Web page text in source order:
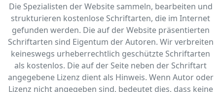
Die Spezialisten der Website sammeln, bearbeiten und
strukturieren kostenlose Schriftarten, die im Internet
gefunden werden. Die auf der Website präsentierten
Schriftarten sind Eigentum der Autoren. Wir verbreiten
keineswegs urheberrechtlich geschützte Schriftarten
als kostenlos. Die auf der Seite neben der Schriftart
angegebene Lizenz dient als Hinweis. Wenn Autor oder
Lizenz nicht angegeben sind, bedeutet dies, dass keine